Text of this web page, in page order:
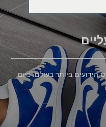
הידועים ביותר בעולם. כיום,